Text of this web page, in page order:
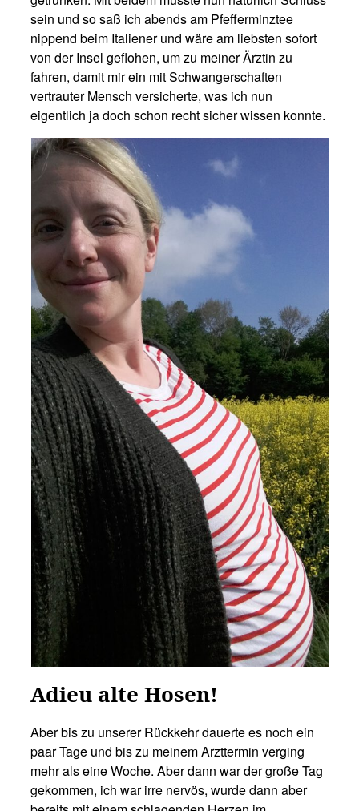
sein und so saß ich abends am Pfefferminztee
nippend beim Italiener und wäre am liebsten sofort
von der Insel geflohen, um zu meiner Ärztin zu
fahren, damit mir ein mit Schwangerschaften
vertrauter Mensch versicherte, was ich nun
eigentlich ja doch schon recht sicher wissen konnte.
Adieu alte Hosen!
Aber bis zu unserer Rückkehr dauerte es noch ein
paar Tage und bis zu meinem Arzttermin verging
mehr als eine Woche. Aber dann war der große Tag
gekommen, ich war irre nervös, wurde dann aber